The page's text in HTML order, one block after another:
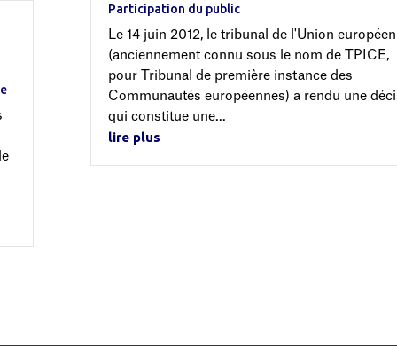
Participation du public
Le 14 juin 2012, le tribunal de l'Union
(anciennement connu sous le nom de TPICE,
pour Tribunal de première instance des
Communautés européennes) a rendu une
qui constitue une...
lire plus